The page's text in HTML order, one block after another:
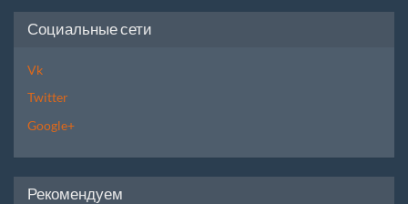
Социальные сети
Vk
Twitter
Google+
Рекомендуем